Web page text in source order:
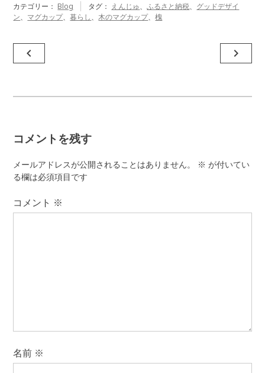
カテゴリー： Blog タグ： えんじゅ、ふるさと納税、 グッドデザイ
ン、 マグカップ、暮らし、木のマグカップ、槐
投
稿
ー
シ
ョ
navigate_before navigate_next
コメントを残す
メールアドレスが公開されることはありません。 ※ が付いてい
る欄は必須項目です
コメント ※
名前 ※